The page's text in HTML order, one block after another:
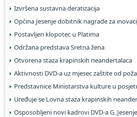
Izvršena sustavna deratizacija
Općina Jesenje dobitnik nagrade za
Postavljen klopotec u Platima
Održana predstava Sretna žena
Otvorena staza krapinskih neandertalaca
Aktivnosti DVD-a uz mjesec zaštite od
Predstavnice Ministarstva kulture u
Uređuje se Lovna staza krapinskih
Osposobljeni novi kadrovi DVD-a G. Jesenje